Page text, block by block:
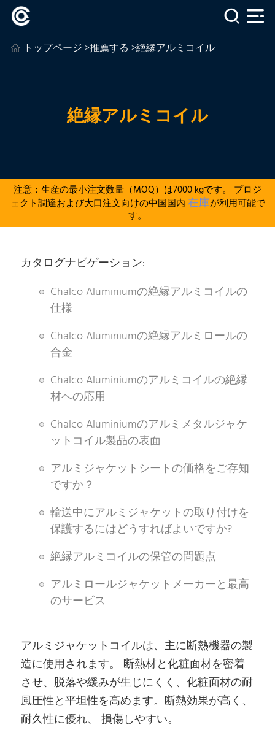
トップページ>推薦する >絶縁アルミコイル
絶縁アルミコイル
注意：生産の最小注文数量（MOQ）は7000 kgです。 プロジ
ェクト調達および大口注文向けの中国国内 在庫が利用可能で
す。
カタログナビゲーション:
Chalco Aluminiumの絶縁アルミコイルの
仕様
Chalco Aluminiumの絶縁アルミロールの
合金
Chalco Aluminiumのアルミコイルの絶縁
材への応用
Chalco Aluminiumのアルミメタルジャケ
ットコイル製品の表面
アルミジャケットシートの価格をご存知
ですか？
輸送中にアルミジャケットの取り付けを
保護するにはどうすればよいですか?
絶縁アルミコイルの保管の問題点
アルミロールジャケットメーカーと最高
のサービス
アルミジャケットコイルは、主に断熱機器の製
造に使用されます。 断熱材と化粧面材を密着
させ、脱落や緩みが生じにくく、化粧面材の耐
風圧性と平坦性を高めます。断熱効果が高く、
耐久性に優れ、 損傷しやすい。